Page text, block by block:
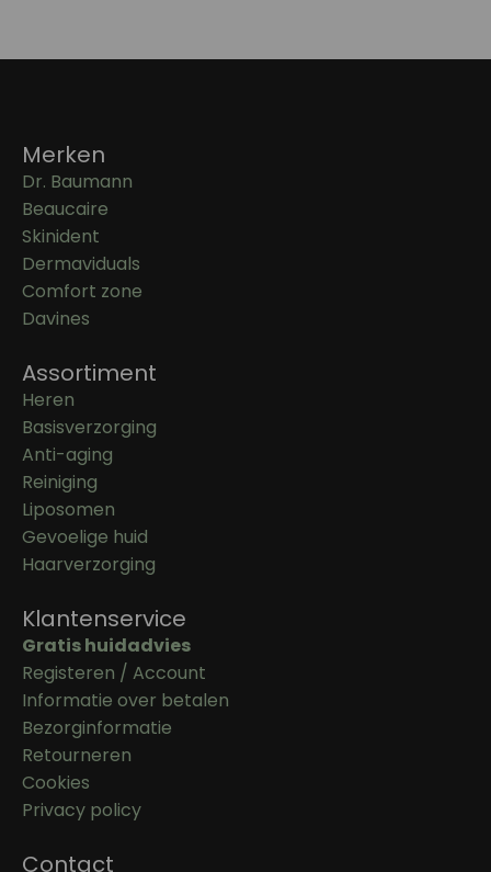
Merken
Dr. Baumann
Beaucaire
Skinident
Dermaviduals
Comfort zone
Davines
Assortiment
Heren
Basisverzorging
Anti-aging
Reiniging
Liposomen
Gevoelige huid
Haarverzorging
Klantenservice
Gratis huidadvies
Registeren / Account
Informatie over betalen
Bezorginformatie
Retourneren
Cookies
Privacy policy
Contact